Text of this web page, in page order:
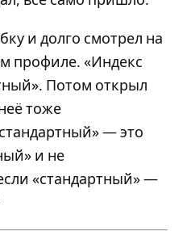
и долго смотрел на
профиле. «Индекс
Потом открыл
тоже
— это
и не
«стандартный» —